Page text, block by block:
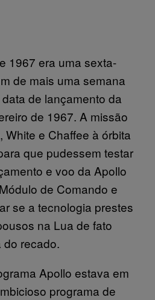
1967 era uma sexta-
de mais uma semana
de lançamento da
de 1967. A missão
White e Chaffee à órbita
que pudessem testar
e voo da Apollo
de Comando e
se a tecnologia prestes
na Lua de fato
do recado.
Apollo estava em
programa de